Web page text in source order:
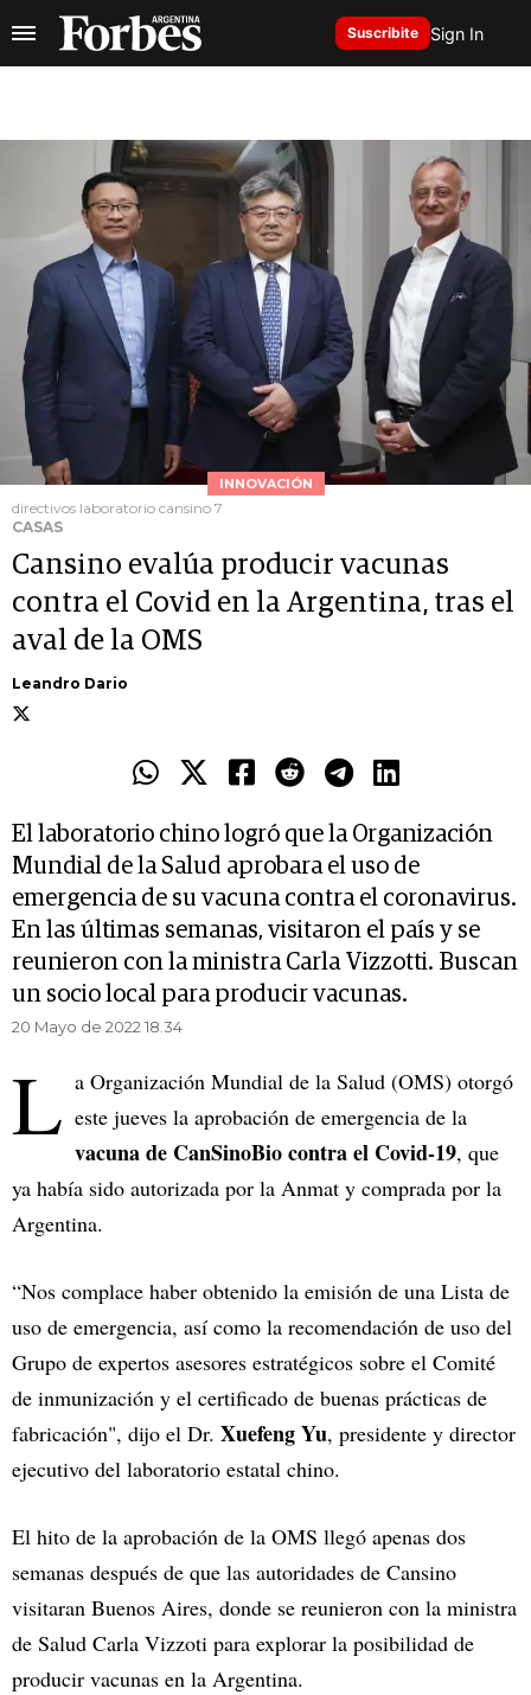
Suscribite Sign In
INNOVACIÓN
directivos laboratorio cansino 7
CASAS
Cansino evalúa producir vacunas
contra el Covid en la Argentina, tras el
aval de la OMS
Leandro Dario
El laboratorio chino logró que la Organización
Mundial de la Salud aprobara el uso de
emergencia de su vacuna contra el coronavirus.
En las últimas semanas, visitaron el país y se
reunieron con la ministra Carla Vizzotti. Buscan
un socio local para producir vacunas.
20 Mayo de 2022 18.34
L a Organización Mundial de la Salud (OMS) otorgó
este jueves la aprobación de emergencia de la
vacuna de CanSinoBio contra el Covid-19, que
ya había sido autorizada por la Anmat y comprada por la
Argentina.
“Nos complace haber obtenido la emisión de una Lista de
uso de emergencia, así como la recomendación de uso del
Grupo de expertos asesores estratégicos sobre el Comité
de inmunización y el certificado de buenas prácticas de
fabricación", dijo el Dr. Xuefeng Yu, presidente y director
ejecutivo del laboratorio estatal chino.
El hito de la aprobación de la OMS llegó apenas dos
semanas después de que las autoridades de Cansino
visitaran Buenos Aires, donde se reunieron con la ministra
de Salud Carla Vizzoti para explorar la posibilidad de
producir vacunas en la Argentina.